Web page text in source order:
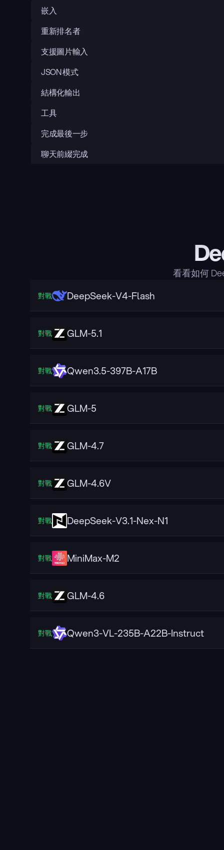
嵌入
重新排名者
支援圖片輸入
JSON 模式
結構化輸出
工具
完成最後一步
聊天前綴完成
看看如何
對戰 DeepSeek-V4-Flash
對戰 GLM-5.1
對戰 Qwen3.5-397B-A17B
對戰 GLM-5
對戰 GLM-4.7
對戰 GLM-4.6V
對戰 DeepSeek-V3.1-Nex-N1
對戰 MiniMax-M2
對戰 GLM-4.6
對戰 Qwen3-VL-235B-A22B-Instruct